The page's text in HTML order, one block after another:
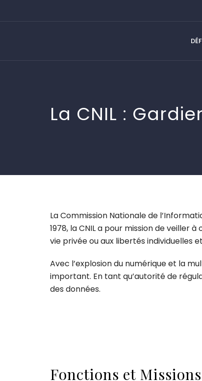
La CNIL :
La Commission Nationale de
1978, la CNIL a pour mission de veiller
vie privée ou aux libertés individuelles
Avec l’explosion du numérique et la
important. En tant qu’autorité de
des données.
Fonctions et